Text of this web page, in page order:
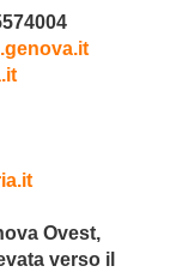
Ovest,
verso il